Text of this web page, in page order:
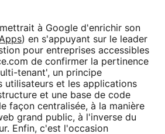
à Google d'enrichir son
) en s'appuyant sur le leader
pour entreprises accessibles
de confirmer la pertinence
tenant', un principe
utilisateurs et les applications
et une base de code
façon centralisée, à la manière
grand public, à l'inverse du
Enfin, c'est l'occasion